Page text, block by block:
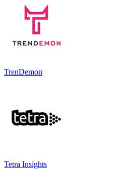
TrenDemon
Tetra Insights